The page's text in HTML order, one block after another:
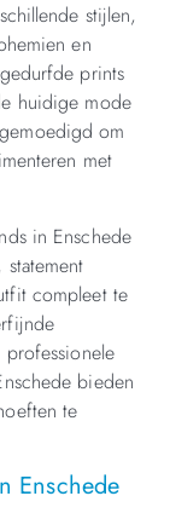
stijlen,
en
prints
huidige mode
om
met
in Enschede
compleet te
bieden
te
Enschede